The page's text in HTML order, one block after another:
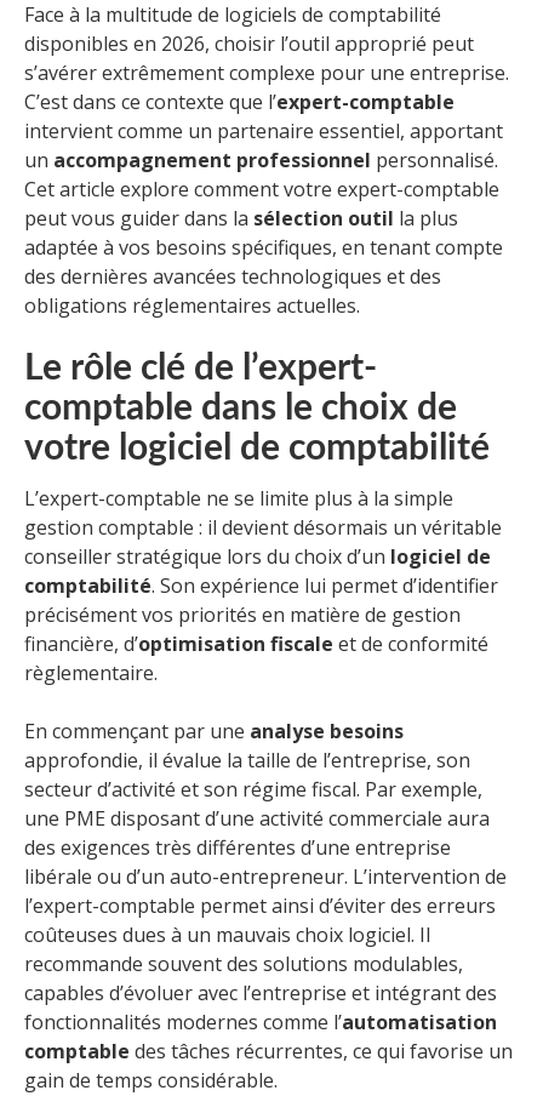
Face à la multitude de logiciels de comptabilité
disponibles en 2026, choisir l’outil approprié peut
s’avérer extrêmement complexe pour une entreprise.
C’est dans ce contexte que l’expert-comptable
intervient comme un partenaire essentiel, apportant
un accompagnement professionnel personnalisé.
Cet article explore comment votre expert-comptable
peut vous guider dans la sélection outil la plus
adaptée à vos besoins spécifiques, en tenant compte
des dernières avancées technologiques et des
obligations réglementaires actuelles.
Le rôle clé de l’expert-
comptable dans le choix de
votre logiciel de comptabilité
L’expert-comptable ne se limite plus à la simple
gestion comptable : il devient désormais un véritable
conseiller stratégique lors du choix d’un logiciel de
comptabilité. Son expérience lui permet d’identifier
précisément vos priorités en matière de gestion
financière, d’optimisation fiscale et de conformité
règlementaire.
En commençant par une analyse besoins
approfondie, il évalue la taille de l’entreprise, son
secteur d’activité et son régime fiscal. Par exemple,
une PME disposant d’une activité commerciale aura
des exigences très différentes d’une entreprise
libérale ou d’un auto-entrepreneur. L’intervention de
l’expert-comptable permet ainsi d’éviter des erreurs
coûteuses dues à un mauvais choix logiciel. Il
recommande souvent des solutions modulables,
capables d’évoluer avec l’entreprise et intégrant des
fonctionnalités modernes comme l’automatisation
comptable des tâches récurrentes, ce qui favorise un
gain de temps considérable.